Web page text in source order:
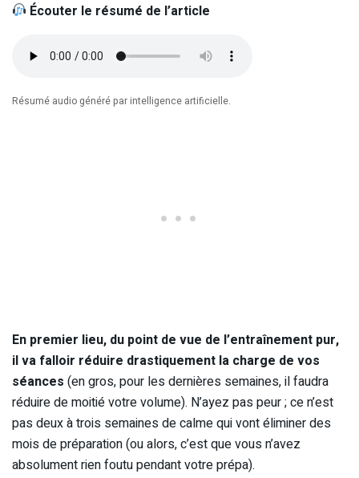
Écouter le résumé de l’article
Résumé audio généré par intelligence artificielle.
En premier lieu, du point de vue de l’entraînement pur,
il va falloir réduire drastiquement la charge de vos
séances (en gros, pour les dernières semaines, il faudra
réduire de moitié votre volume). N’ayez pas peur ; ce n’est
pas deux à trois semaines de calme qui vont éliminer des
mois de préparation (ou alors, c’est que vous n’avez
absolument rien foutu pendant votre prépa).